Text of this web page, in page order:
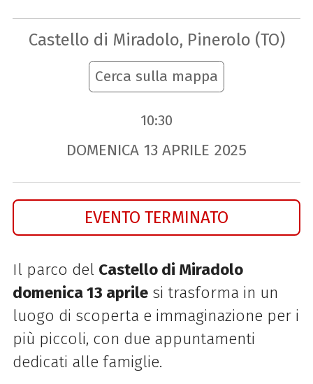
Castello di Miradolo, Pinerolo (TO)
Cerca sulla mappa
10:30
DOMENICA 13 APRILE 2025
EVENTO TERMINATO
Il parco del Castello di Miradolo
domenica 13 aprilesi trasforma in un
luogo di scoperta e immaginazione per i
più piccoli, con due appuntamenti
dedicati alle famiglie.